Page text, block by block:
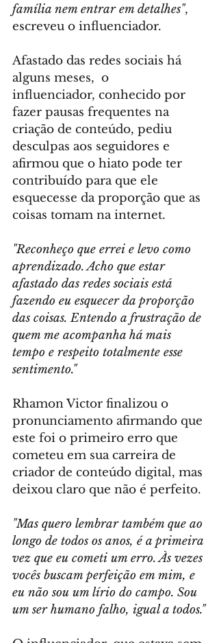
família nem entrar em detalhes",
escreveu o influenciador.
Afastado das redes sociais há
alguns meses,  o
influenciador, conhecido por
fazer pausas frequentes na
criação de conteúdo, pediu
desculpas aos seguidores e
afirmou que o hiato pode ter
contribuído para que ele
esquecesse da proporção que as
coisas tomam na internet.
"Reconheço que errei e levo como
aprendizado. Acho que estar
afastado das redes sociais está
fazendo eu esquecer da proporção
das coisas. Entendo a frustração de
quem me acompanha há mais
tempo e respeito totalmente esse
sentimento."
Rhamon Victor finalizou o
pronunciamento afirmando que
este foi o primeiro erro que
cometeu em sua carreira de
criador de conteúdo digital, mas
deixou claro que não é perfeito.
"Mas quero lembrar também que ao
longo de todos os anos, é a primeira
vez que eu cometi um erro. Às vezes
vocês buscam perfeição em mim, e
eu não sou um lírio do campo. Sou
um ser humano falho, igual a todos."